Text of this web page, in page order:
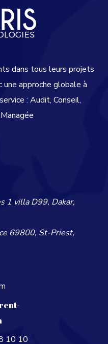
dans tous leurs projets
une approche globale à
: Audit, Conseil,
1 villa D99, Dakar,
69800, St-Priest,
10 10